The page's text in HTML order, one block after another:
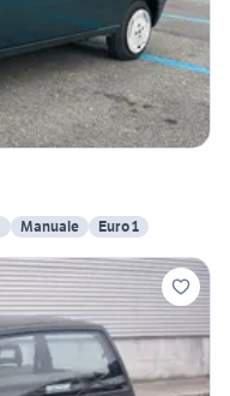
Manuale Euro 1